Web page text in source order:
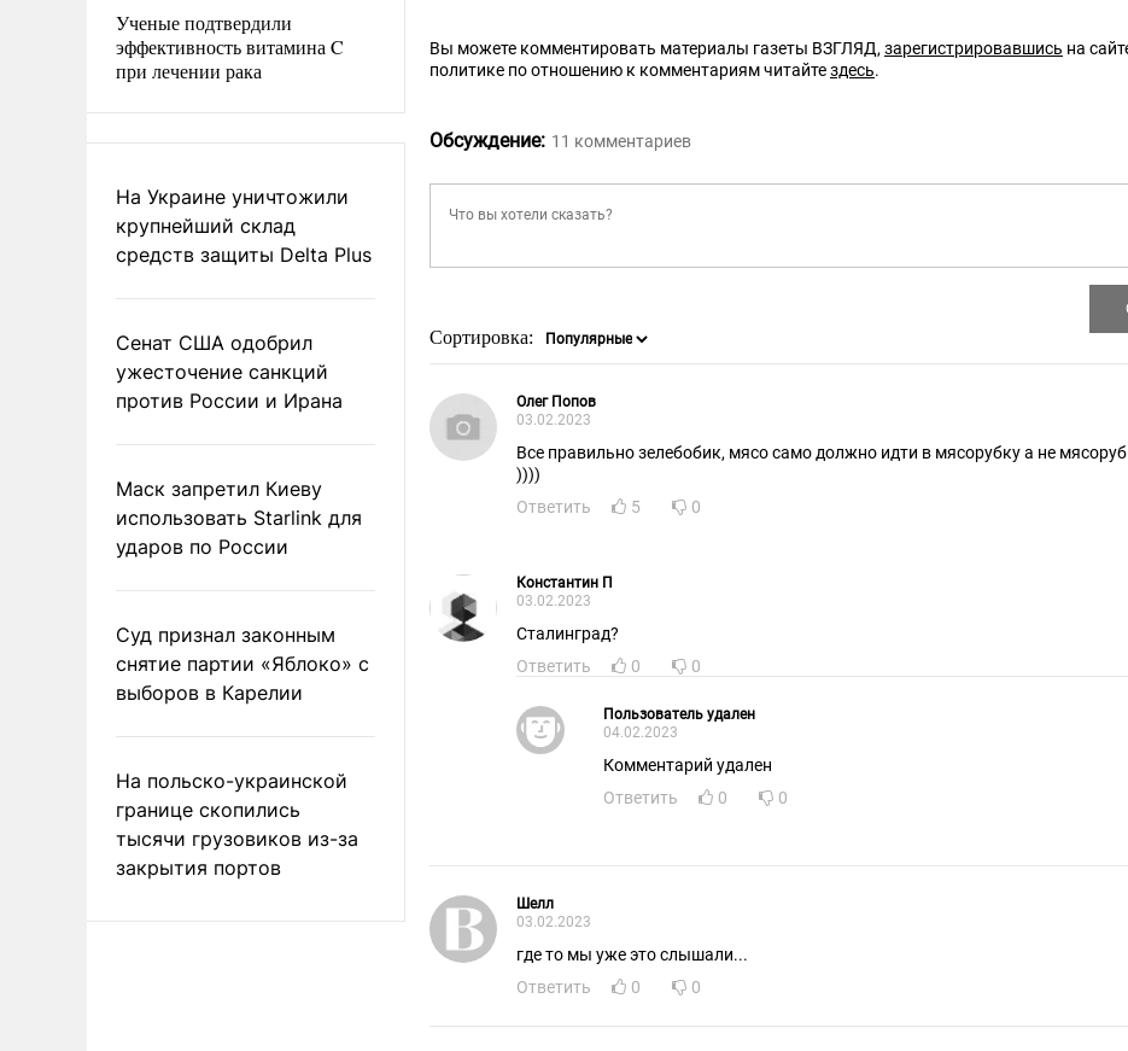
Ученые подтвердили
эффективность витамина C
при лечении рака
На Украине уничтожили
крупнейший склад
средств защиты Delta Plus
Сенат США одобрил
ужесточение санкций
против России и Ирана
Маск запретил Киеву
использовать Starlink для
ударов по России
Суд признал законным
снятие партии «Яблоко» с
выборов в Карелии
На польско-украинской
границе скопились
тысячи грузовиков из-за
закрытия портов
Вы можете комментировать материалы газеты ВЗГЛЯД, зарегистрировавшись на
политике по отношению к комментариям читайтездесь.
Обсуждение: 11 комментариев
Сортировка:
Олег Попов
03.02.2023
Все правильно зелебобик, мясо само должно идти в мясорубку а не
))))
Ответить
5 0
Константин П
03.02.2023
Сталинград?
Ответить
0 0
Пользователь удален
04.02.2023
Комментарий удален
Ответить
0 0
Шелл
03.02.2023
где то мы уже это слышали...
Ответить
0 0